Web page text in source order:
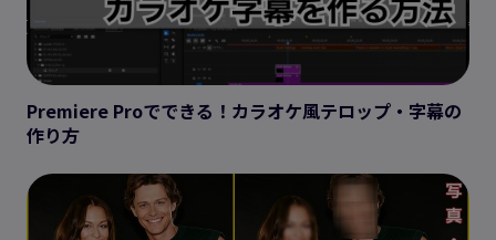
Premiere Proでできる！カラオケ風テロップ・字幕の
作り方